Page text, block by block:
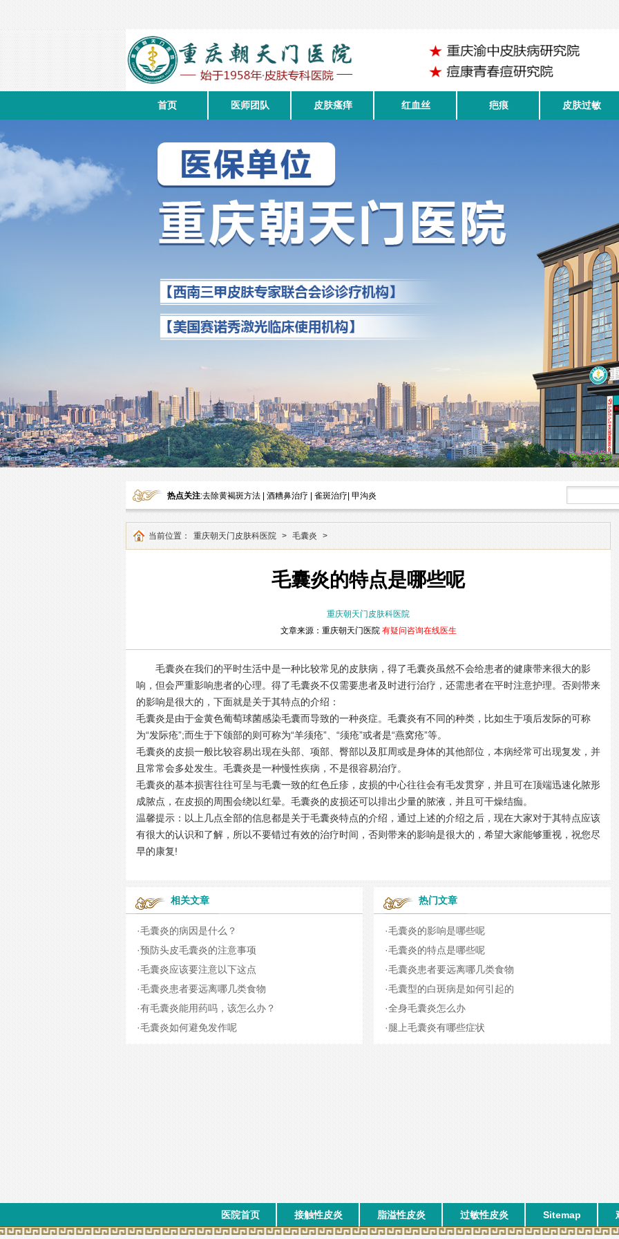
首页 医师团队 皮肤瘙痒 红血丝 疤痕 皮肤过敏
热点关注:去除黄褐斑方法 | 酒糟鼻治疗 | 雀斑治疗| 甲沟炎
当前位置： 重庆朝天门皮肤科医院 > 毛囊炎 >
毛囊炎的特点是哪些呢
重庆朝天门皮肤科医院
文章来源：重庆朝天门医院 有疑问咨询在线医生
毛囊炎在我们的平时生活中是一种比较常见的皮肤病，得了毛囊炎虽然不会给患者的健康带来很大的影
响，但会严重影响患者的心理。得了毛囊炎不仅需要患者及时进行治疗，还需患者在平时注意护理。否则带来
的影响是很大的，下面就是关于其特点的介绍：
毛囊炎是由于金黄色葡萄球菌感染毛囊而导致的一种炎症。毛囊炎有不同的种类，比如生于项后发际的可称
为“发际疮”;而生于下颌部的则可称为“羊须疮”、“须疮”或者是“燕窝疮”等。
毛囊炎的皮损一般比较容易出现在头部、项部、臀部以及肛周或是身体的其他部位，本病经常可出现复发，并
且常常会多处发生。毛囊炎是一种慢性疾病，不是很容易治疗。
毛囊炎的基本损害往往可呈与毛囊一致的红色丘疹，皮损的中心往往会有毛发贯穿，并且可在顶端迅速化脓形
成脓点，在皮损的周围会绕以红晕。毛囊炎的皮损还可以排出少量的脓液，并且可干燥结痂。
温馨提示：以上几点全部的信息都是关于毛囊炎特点的介绍，通过上述的介绍之后，现在大家对于其特点应该
有很大的认识和了解，所以不要错过有效的治疗时间，否则带来的影响是很大的，希望大家能够重视，祝您尽
早的康复!
相关文章
·毛囊炎的病因是什么？
·预防头皮毛囊炎的注意事项
·毛囊炎应该要注意以下这点
·毛囊炎患者要远离哪几类食物
·有毛囊炎能用药吗，该怎么办？
·毛囊炎如何避免发作呢
热门文章
·毛囊炎的影响是哪些呢
·毛囊炎的特点是哪些呢
·毛囊炎患者要远离哪几类食物
·毛囊型的白斑病是如何引起的
·全身毛囊炎怎么办
·腿上毛囊炎有哪些症状
医院首页 接触性皮炎 脂溢性皮炎 过敏性皮炎 Sitemap